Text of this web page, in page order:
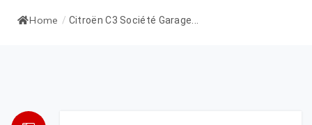
Home / Citroën C3 Société Garage...